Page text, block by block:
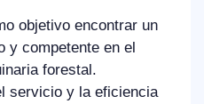
objetivo encontrar un
y competente en el
forestal.
servicio y la eficiencia